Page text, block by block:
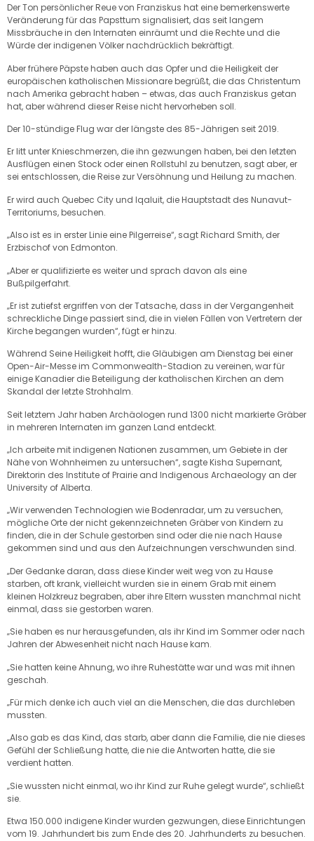
Der Ton persönlicher Reue von Franziskus hat eine bemerkenswerte
Veränderung für das Papsttum signalisiert, das seit langem
Missbräuche in den Internaten einräumt und die Rechte und die
Würde der indigenen Völker nachdrücklich bekräftigt.
Aber frühere Päpste haben auch das Opfer und die Heiligkeit der
europäischen katholischen Missionare begrüßt, die das Christentum
nach Amerika gebracht haben – etwas, das auch Franziskus getan
hat, aber während dieser Reise nicht hervorheben soll.
Der 10-stündige Flug war der längste des 85-Jährigen seit 2019.
Er litt unter Knieschmerzen, die ihn gezwungen haben, bei den letzten
Ausflügen einen Stock oder einen Rollstuhl zu benutzen, sagt aber, er
sei entschlossen, die Reise zur Versöhnung und Heilung zu machen.
Er wird auch Quebec City und Iqaluit, die Hauptstadt des Nunavut-
Territoriums, besuchen.
„Also ist es in erster Linie eine Pilgerreise“, sagt Richard Smith, der
Erzbischof von Edmonton.
„Aber er qualifizierte es weiter und sprach davon als eine
Bußpilgerfahrt.
„Er ist zutiefst ergriffen von der Tatsache, dass in der Vergangenheit
schreckliche Dinge passiert sind, die in vielen Fällen von Vertretern der
Kirche begangen wurden“, fügt er hinzu.
Während Seine Heiligkeit hofft, die Gläubigen am Dienstag bei einer
Open-Air-Messe im Commonwealth-Stadion zu vereinen, war für
einige Kanadier die Beteiligung der katholischen Kirchen an dem
Skandal der letzte Strohhalm.
Seit letztem Jahr haben Archäologen rund 1300 nicht markierte Gräber
in mehreren Internaten im ganzen Land entdeckt.
„Ich arbeite mit indigenen Nationen zusammen, um Gebiete in der
Nähe von Wohnheimen zu untersuchen“, sagte Kisha Supernant,
Direktorin des Institute of Prairie and Indigenous Archaeology an der
University of Alberta.
„Wir verwenden Technologien wie Bodenradar, um zu versuchen,
mögliche Orte der nicht gekennzeichneten Gräber von Kindern zu
finden, die in der Schule gestorben sind oder die nie nach Hause
gekommen sind und aus den Aufzeichnungen verschwunden sind.
„Der Gedanke daran, dass diese Kinder weit weg von zu Hause
starben, oft krank, vielleicht wurden sie in einem Grab mit einem
kleinen Holzkreuz begraben, aber ihre Eltern wussten manchmal nicht
einmal, dass sie gestorben waren.
„Sie haben es nur herausgefunden, als ihr Kind im Sommer oder nach
Jahren der Abwesenheit nicht nach Hause kam.
„Sie hatten keine Ahnung, wo ihre Ruhestätte war und was mit ihnen
geschah.
„Für mich denke ich auch viel an die Menschen, die das durchleben
mussten.
„Also gab es das Kind, das starb, aber dann die Familie, die nie dieses
Gefühl der Schließung hatte, die nie die Antworten hatte, die sie
verdient hatten.
„Sie wussten nicht einmal, wo ihr Kind zur Ruhe gelegt wurde“, schließt
sie.
Etwa 150.000 indigene Kinder wurden gezwungen, diese Einrichtungen
vom 19. Jahrhundert bis zum Ende des 20. Jahrhunderts zu besuchen.